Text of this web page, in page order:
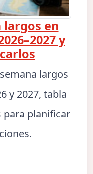
largos en
y
largos
y 2027, tabla
para planificar